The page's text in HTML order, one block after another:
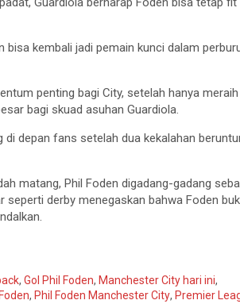
bisa kembali jadi pemain kunci dalam
penting bagi City, setelah hanya meraih
bagi skuad asuhan Guardiola.
di depan fans setelah dua kekalahan
matang, Phil Foden digadang-gadang
seperti derby menegaskan bahwa Foden
.
, Gol Phil Foden, Manchester City hari ini,
, Phil Foden Manchester City, Premier